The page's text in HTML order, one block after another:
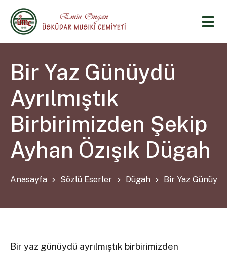
Bir Yaz Günüydü
Ayrılmıştık
Birbirimizden Şekip
Ayhan Özışık Dügah
Anasayfa Sözlü Eserler Dügah Bir Yaz
Bir yaz günüydü ayrılmıştık birbirimizden